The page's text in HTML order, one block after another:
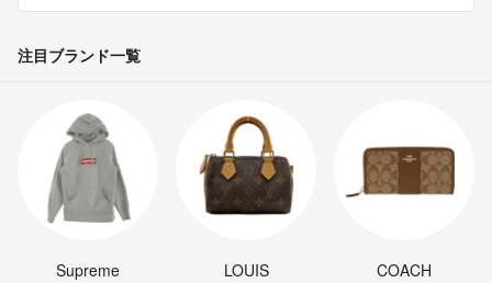
注目ブランド一覧
Supreme
LOUIS
COACH